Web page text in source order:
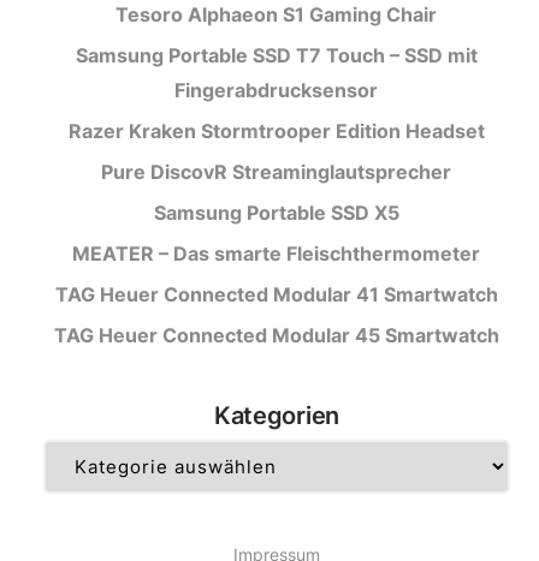
Tesoro Alphaeon S1 Gaming Chair
Samsung Portable SSD T7 Touch – SSD mit
Fingerabdrucksensor
Razer Kraken Stormtrooper Edition Headset
Pure DiscovR Streaminglautsprecher
Samsung Portable SSD X5
MEATER – Das smarte Fleischthermometer
TAG Heuer Connected Modular 41 Smartwatch
TAG Heuer Connected Modular 45 Smartwatch
Kategorien
Impressum